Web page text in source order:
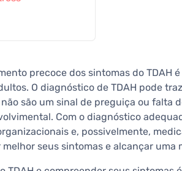
precoce dos sintomas do TDAH
O diagnóstico de TDAH pode
são um sinal de preguiça ou falta
Com o diagnóstico
e, possivelmente,
seus sintomas e alcançar